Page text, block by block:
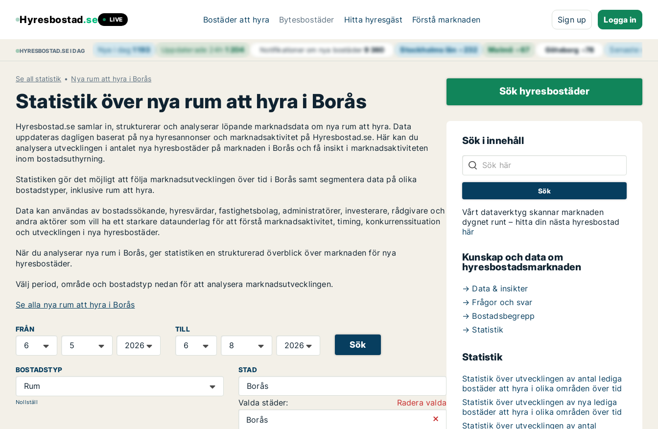
Hyresbostad.se LIVE Bostäder att hyra Bytesbostäder Hitta hyresgäst Förstå marknaden Sign up Logga in
HYRESBOSTAD.SE I DAG Nya i dag1 193 Uppdaterade 24h1 204 Notifikationer om nya bostäder9 360 Stockholms län+232 Malmö+67 Göteborg+78 Senaste
Se all statistik Nya rum att hyra i Borås
Statistik över nya rum att hyra i Borås
Hyresbostad.se samlar in, strukturerar och analyserar löpande marknadsdata om nya rum att hyra. Data
uppdateras dagligen baserat på nya hyresannonser och marknadsaktivitet på Hyresbostad.se. Här kan du
analysera utvecklingen i antalet nya hyresbostäder på marknaden i Borås och få insikt i marknadsaktiviteten
inom bostadsuthyrning.
Statistiken gör det möjligt att följa marknadsutvecklingen över tid i Borås samt segmentera data på olika
bostadstyper, inklusive rum att hyra.
Data kan användas av bostadssökande, hyresvärdar, fastighetsbolag, administratörer, investerare, rådgivare och
andra aktörer som vill ha ett starkare dataunderlag för att förstå marknadsaktivitet, timing, konkurrenssituation
och utvecklingen i nya hyresbostäder.
När du analyserar nya rum i Borås, ger statistiken en strukturerad överblick över marknaden för nya
hyresbostäder.
Välj period, område och bostadstyp nedan för att analysera marknadsutvecklingen.
Se alla nya rum att hyra i Borås
FRÅN TILL
Sök
BOSTADSTYP
Rum
Nollställ
STAD
Borås
Valda städer:
Radera valda
Borås
⨯
Sök hyresbostäder
Sök i innehåll
Vårt dataverktyg skannar marknaden
dygnet runt – hitta din nästa hyresbostad
här
Kunskap och data om
hyresbostadsmarknaden
→ Data & insikter
→ Frågor och svar
→ Bostadsbegrepp
→ Statistik
Statistik
Statistik över utvecklingen av antal lediga
bostäder att hyra i olika områden över tid
Statistik över utvecklingen av nya lediga
bostäder att hyra i olika områden över tid
Statistik över utvecklingen av antal